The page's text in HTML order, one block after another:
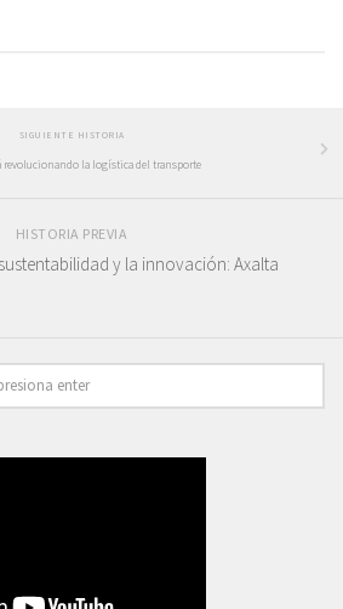
SIGUIENTE HISTORIA
revolucionando la logística del transporte
HISTORIA PREVIA
y la innovación: Axalta